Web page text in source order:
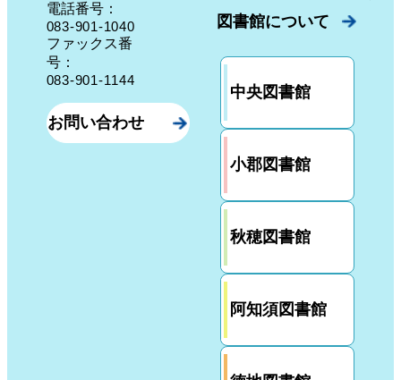
電話番号：
083-901-1040
ファックス番
号：
083-901-1144
お問い合わせ
図書館について
中央図書館
小郡図書館
秋穂図書館
阿知須図書館